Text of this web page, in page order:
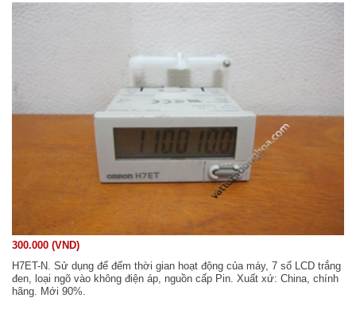
300.000 (VND)
H7ET-N. Sử dụng để đếm thời gian hoạt động của máy, 7 số LCD trắng
đen, loại ngõ vào không điện áp, nguồn cấp Pin. Xuất xứ: China, chính
hãng. Mới 90%.